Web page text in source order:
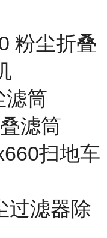
粉尘折叠
滤筒
滤筒
扫地车
过滤器除